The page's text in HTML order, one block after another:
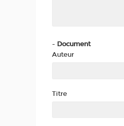
- Document
Auteur
Titre